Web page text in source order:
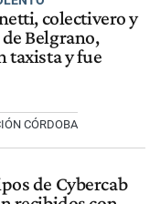
colectivero y
Belgrano,
taxista y fue
CÓRDOBA
de Cybercab